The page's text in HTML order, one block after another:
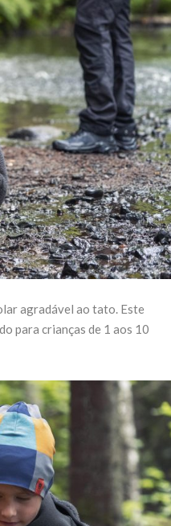
agradável ao tato. Este
para crianças de 1 aos 10